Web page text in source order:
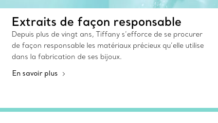
Extraits de façon responsable
Depuis plus de vingt ans, Tiffany s’efforce de se procurer
de façon responsable les matériaux précieux qu’elle utilise
dans la fabrication de ses bijoux.
En savoir plus